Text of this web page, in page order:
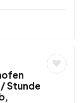
Stunde